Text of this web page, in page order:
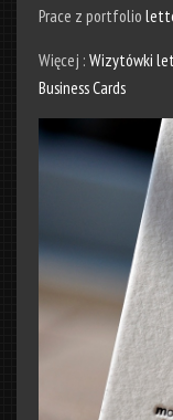
Prace z portfolio
Więcej : Wizytówki
Business Cards